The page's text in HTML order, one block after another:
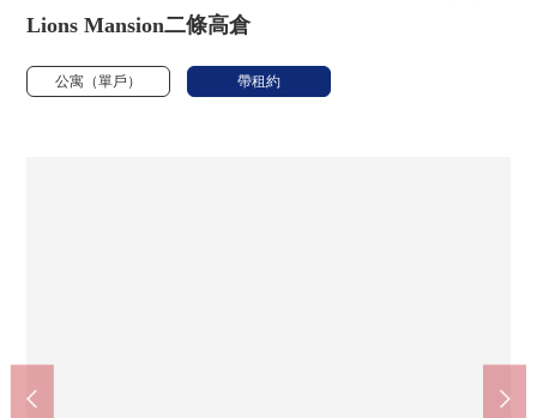
Lions Mansion二條高倉
公寓（單戶） 帶租約